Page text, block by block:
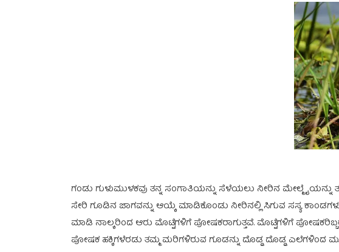
ಗಂಡು ಗುಳುಮುಳಕವು ತನ್ನ ಸಂಗಾತಿಯನ್ನು ಸೆಳೆಯಲು ನೀರಿನ ಮೇಲ್ಮೈಯನ್ನು
ಸೇರಿ ಗೂಡಿನ ಜಾಗವನ್ನು ಆಯ್ಕೆ ಮಾಡಿಕೊಂಡು ನೀರಿನಲ್ಲಿ ಸಿಗುವ ಸಸ್ಯ
ಮಾಡಿ ನಾಲ್ಕರಿಂದ ಆರು ಮೊಟ್ಟೆಗಳಿಗೆ ಪೋಷಕರಾಗುತ್ತವೆ. ಮೊಟ್ಟೆಗಳಿಗೆ
ಪೋಷಕ ಹಕ್ಕಿಗಳೆರಡು ತಮ್ಮ ಮರಿಗಳಿರುವ ಗೂಡನ್ನು ದೊಡ್ಡ ದೊಡ್ಡ ಎಲೆಗಳಿಂದ